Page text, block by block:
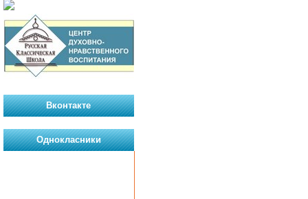
Вконтакте
Однокласники